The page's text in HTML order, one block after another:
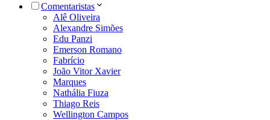
Comentaristas
Alê Oliveira
Alexandre Simões
Edu Panzi
Emerson Romano
Fabrício
João Vitor Xavier
Marques
Nathália Fiuza
Thiago Reis
Wellington Campos